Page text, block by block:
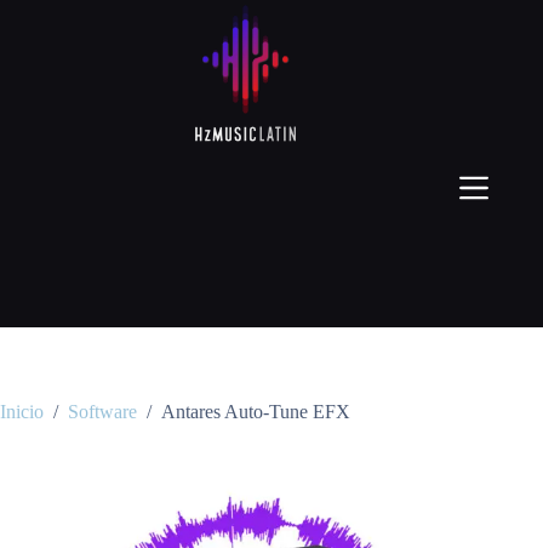
Inicio / Software / Antares Auto-Tune EFX